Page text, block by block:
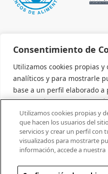
Consentimiento de
Utilizamos cookies propias
analíticos y para mostrarle
base a un perfil elaborado
navegación (por ejemplo,
información consulte la
aceptar todas las cookies
configurarlas o rechazar su
"Configurar".
AVISO LEGAL Y
Utilizamos cookies propias y
que hacen los usuarios del
servicios y crear un perfil con
visualizados para mostrarte
información, accede a nuestra